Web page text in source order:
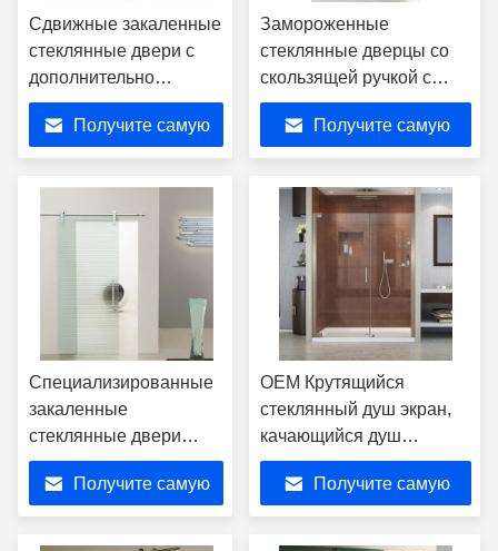
Сдвижные закаленные
стеклянные двери с
дополнительно
полированным
круглым отверстием
CNC
Получите самую
Замороженные
стеклянные дверцы со
скользящей ручкой с
полированным круглым
отверстиемПолучите самую
Специализированные
закаленные
стеклянные двери
толщиной 12 мм с
ручкой из
нержавеющей стали
Получите самую
OEM Крутящийся
стеклянный душ экран,
качающийся душ
закаленные стеклянные
двери
Получите самую